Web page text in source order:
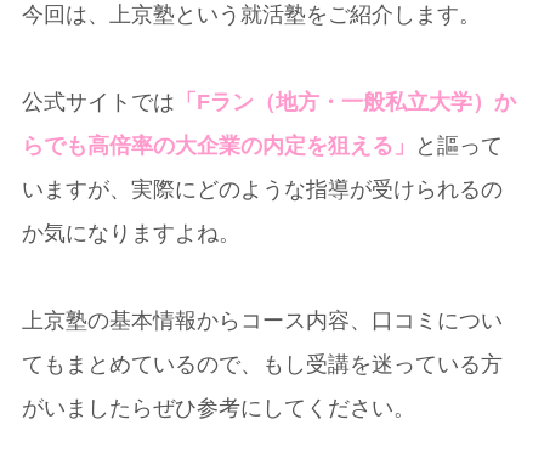
今回は、上京塾という就活塾をご紹介します。
公式サイトでは 「Fラン（地方・一般私立大学）か
らでも高倍率の大企業の内定を狙える」
と謳って
いますが、実際にどのような指導が受けられるの
か気になりますよね。
上京塾の基本情報からコース内容、口コミについ
てもまとめているので、もし受講を迷っている方
がいましたらぜひ参考にしてください。